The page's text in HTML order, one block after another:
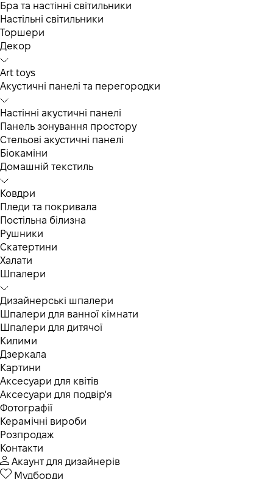
Бра та настінні світильники
Настільні світильники
Торшери
Декор
Art toys
Акустичні панелі та перегородки
Настінні акустичні панелі
Панель зонування простору
Стельові акустичні панелі
Біокаміни
Домашній текстиль
Ковдри
Пледи та покривала
Постільна білизна
Рушники
Скатертини
Халати
Шпалери
Дизайнерські шпалери
Шпалери для ванної кімнати
Шпалери для дитячої
Килими
Дзеркала
Картини
Аксесуари для квітів
Аксесуари для подвір'я
Фотографії
Керамічні вироби
Розпродаж
Контакти
Акаунт для дизайнерів
Мудборди